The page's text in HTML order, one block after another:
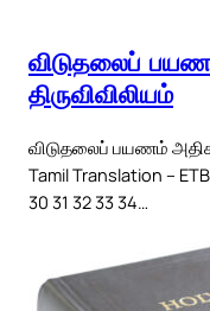
விடுதலைப்
திருவிவிலியம்
விடுதலைப் பயணம்
Tamil Translation –
30 31 32 33 34…